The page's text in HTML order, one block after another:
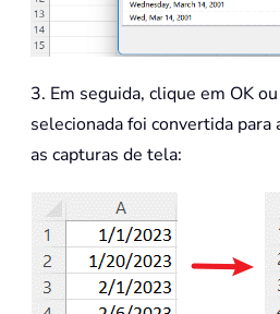
3. Em seguida, clique em OK ou
selecionada foi convertida para
as capturas de tela: